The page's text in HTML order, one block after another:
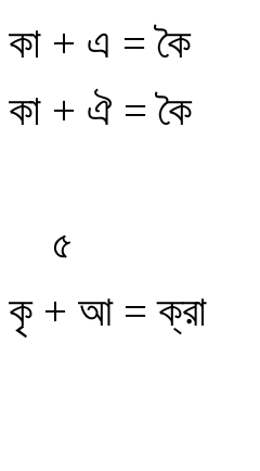
কা + এ = কৈ
কা + ঐ = কৈ
৫
কৃ + আ = ক্রা